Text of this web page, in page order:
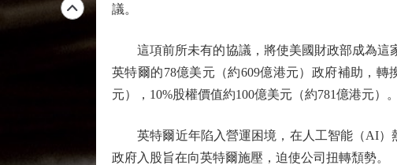
議。
這項前所未有的協議，將使美國財政部成為這
英特爾的78億美元（約609億港元）政府補助，轉
元），10%股權價值約100億美元（約781億港元
英特爾近年陷入營運困境，在人工智能（AI）
政府入股旨在向英特爾施壓，迫使公司扭轉頹勢。